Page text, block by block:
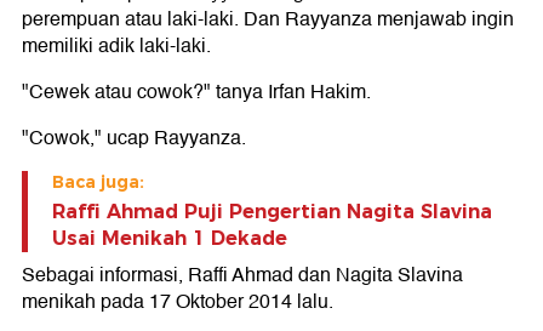
perempuan atau laki-laki. Dan Rayyanza menjawab ingin
memiliki adik laki-laki.
"Cewek atau cowok?" tanya Irfan Hakim.
"Cowok," ucap Rayyanza.
Baca juga:
Raffi Ahmad Puji Pengertian Nagita Slavina
Usai Menikah 1 Dekade
Sebagai informasi, Raffi Ahmad dan Nagita Slavina
menikah pada 17 Oktober 2014 lalu.